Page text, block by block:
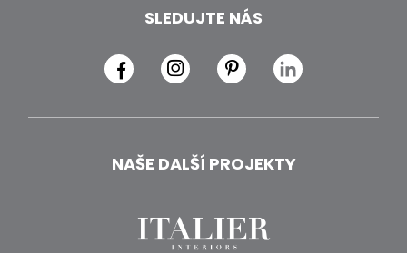
SLEDUJTE NÁS
NAŠE DALŠÍ PROJEKTY